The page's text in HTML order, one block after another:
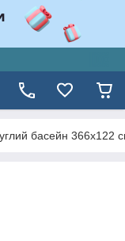
басейн 366x122